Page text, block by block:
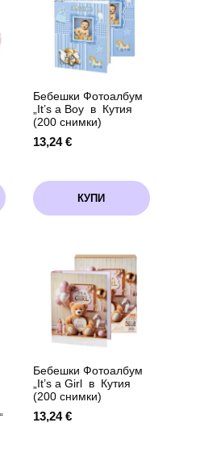
розови
Бебешки Фотоалбум
„It’s a Boy в Кутия
(200 снимки)
13,24€
КУПИ
Бебешки Фотоалбум
„It’s a Girl в Кутия
(200 снимки)
13,24€